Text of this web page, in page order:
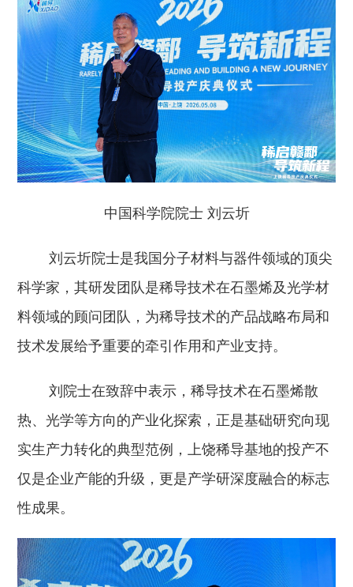
中国科学院院士 刘云圻
刘云圻院士是我国分子材料与器件领域的顶尖
科学家，其研发团队是稀导技术在石墨烯及光学材
料领域的顾问团队，为稀导技术的产品战略布局和
技术发展给予重要的牵引作用和产业支持。
刘院士在致辞中表示，稀导技术在石墨烯散
热、光学等方向的产业化探索，正是基础研究向现
实生产力转化的典型范例，上饶稀导基地的投产不
仅是企业产能的升级，更是产学研深度融合的标志
性成果。